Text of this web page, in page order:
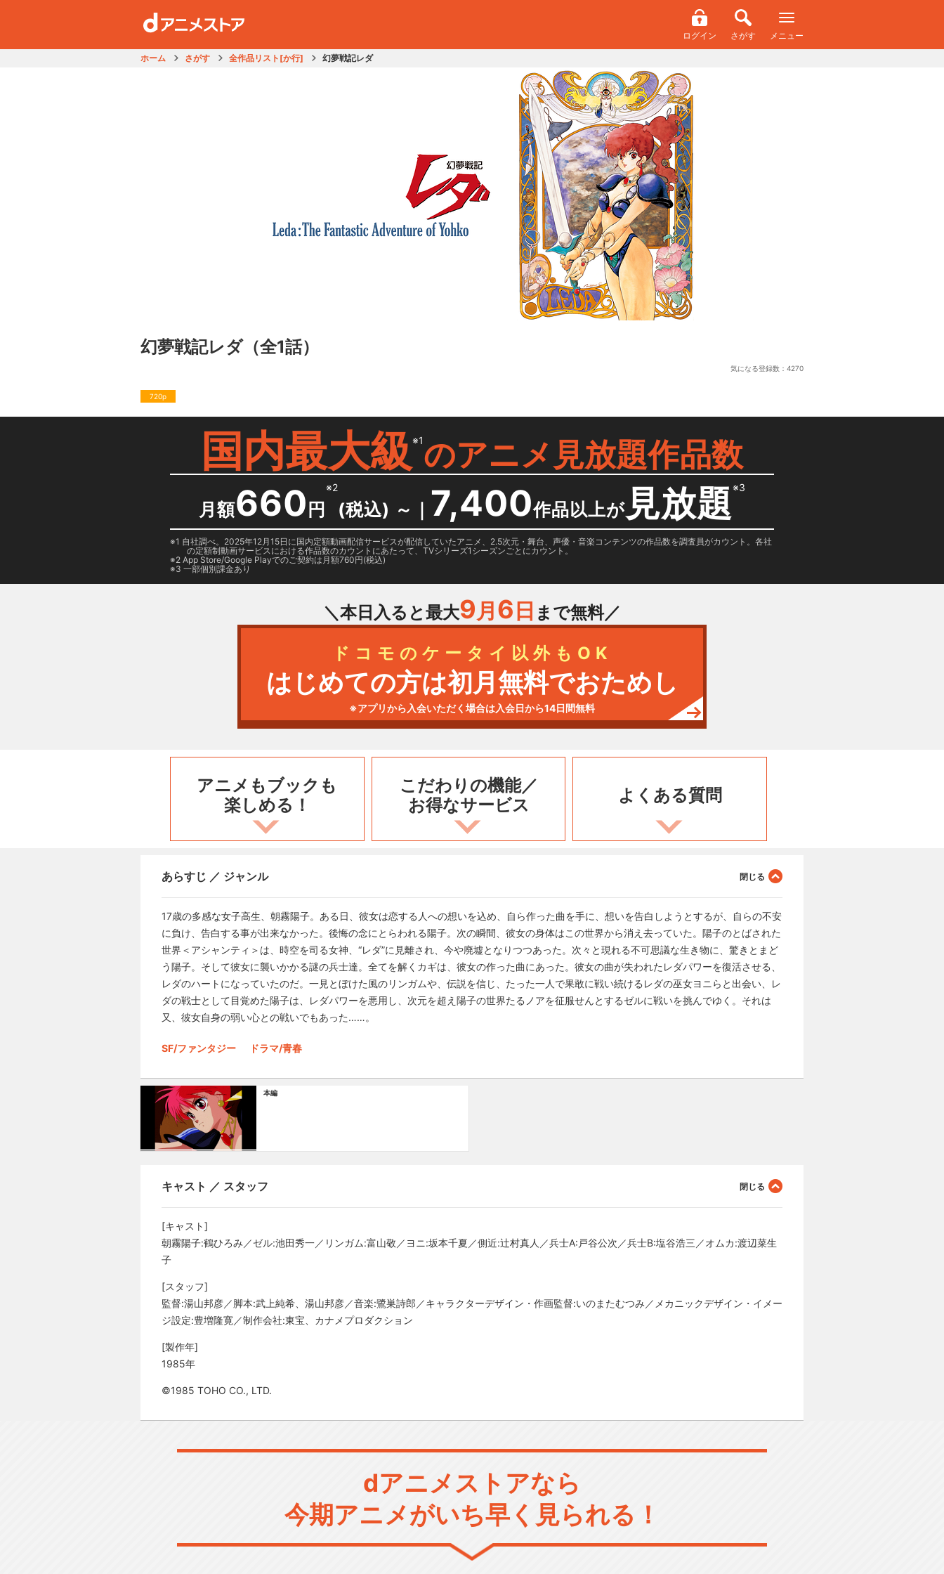
ログイン さがす メニュー
ホーム さがす 全作品リスト[か行] 幻夢戦記レダ
幻夢戦記レダ（全1話）
気になる登録数： 4270
720p
国内最大級 ※1のアニメ見放題作品数
月額660 円
※2
(税込) ～ ｜ 7,400作品以上が 見放題※3
1 自社調べ。2025年12月15日に国内定額動画配信サービスが配信していたアニメ、2.5次元・舞台、声優・音楽コンテンツの作品数を調査員がカウント。各社
の定額制動画サービスにおける作品数のカウントにあたって、TVシリーズ1シーズンごとにカウント。
2 App Store/Google Playでのご契約は月額760円(税込)
3 一部個別課金あり
＼本日入ると最大9月 6 日 まで無料／
ドコモのケータイ以外もOK
はじめての方は初月無料でおためし
※アプリから入会いただく場合は入会日から14日間無料
アニメもブックも
楽しめる！
こだわりの機能／
お得なサービス
よくある質問
あらすじ ／ ジャンル
17歳の多感な女子高生、朝霧陽子。ある日、彼女は恋する人への想いを込め、自ら作った曲を手に、想いを告白しようとするが、自らの不安
に負け、告白する事が出来なかった。後悔の念にとらわれる陽子。次の瞬間、彼女の身体はこの世界から消え去っていた。陽子のとばされた
世界＜アシャンティ＞は、時空を司る女神、“レダ”に見離され、今や廃墟となりつつあった。次々と現れる不可思議な生き物に、驚きとまど
う陽子。そして彼女に襲いかかる謎の兵士達。全てを解くカギは、彼女の作った曲にあった。彼女の曲が失われたレダパワーを復活させる、
レダのハートになっていたのだ。一見とぼけた風のリンガムや、伝説を信じ、たった一人で果敢に戦い続けるレダの巫女ヨニらと出会い、レ
ダの戦士として目覚めた陽子は、レダパワーを悪用し、次元を超え陽子の世界たるノアを征服せんとするゼルに戦いを挑んでゆく。それは
又、彼女自身の弱い心との戦いでもあった……。
SF/ファンタジー ドラマ/青春
本編
キャスト ／ スタッフ
[キャスト]
朝霧陽子:鶴ひろみ／ゼル:池田秀一／リンガム:富山敬／ヨニ:坂本千夏／側近:辻村真人／兵士A:戸谷公次／兵士B:塩谷浩三／オムカ:渡辺菜生
子
[スタッフ]
監督:湯山邦彦／脚本:武上純希、湯山邦彦／音楽:鷺巣詩郎／キャラクターデザイン・作画監督:いのまたむつみ／メカニックデザイン・イメー
ジ設定:豊増隆寛／制作会社:東宝、カナメプロダクション
[製作年]
1985年
©1985 TOHO CO., LTD.
dアニメストアなら
今期アニメがいち早く見られる！